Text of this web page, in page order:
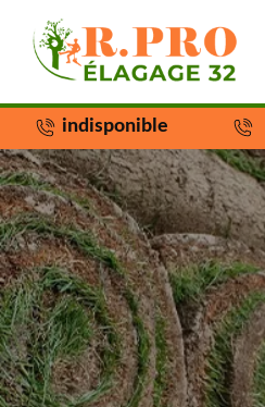
indisponible